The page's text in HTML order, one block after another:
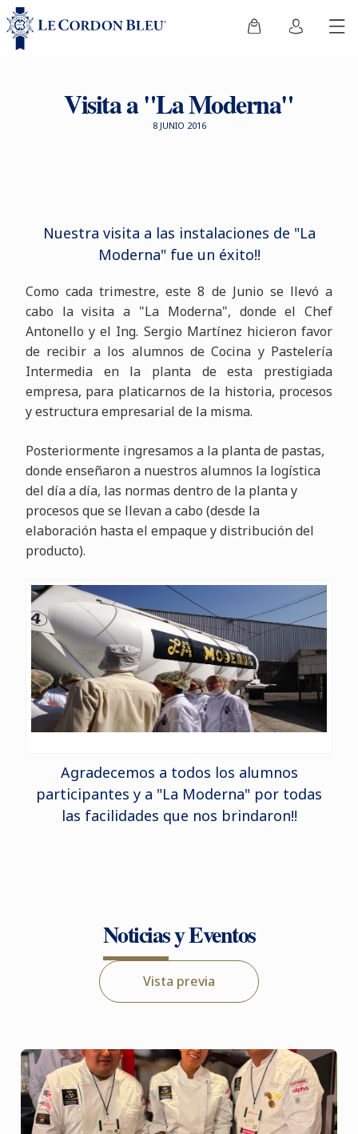
Visita a "La Moderna"
8 JUNIO 2016
Nuestra visita a las instalaciones de "La
Moderna" fue un éxito!!
Como cada trimestre, este 8 de Junio se llevó a
cabo la visita a "La Moderna", donde el Chef
Antonello y el Ing. Sergio Martínez hicieron favor
de recibir a los alumnos de Cocina y Pastelería
Intermedia en la planta de esta prestigiada
empresa, para platicarnos de la historia, procesos
y estructura empresarial de la misma.
Posteriormente ingresamos a la planta de pastas,
donde enseñaron a nuestros alumnos la logística
del día a día, las normas dentro de la planta y
procesos que se llevan a cabo (desde la
elaboración hasta el empaque y distribución del
producto).
Agradecemos a todos los alumnos
participantes y a "La Moderna" por todas
las facilidades que nos brindaron!!
Noticias y Eventos
Vista previa